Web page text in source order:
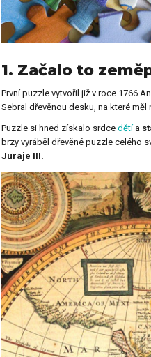
Dárky pro kolegu
Dárky ke Dni otců
Dárky k výročí
Dárky na křtiny
Dárky pro děti
Dárky pro učitelku
1. Začalo to
První puzzle vytvořil již v roce 1766
Sebral dřevěnou desku, na které měl
Puzzle si hned získalo srdce dětía
brzy vyráběl dřevěné puzzle celého
Juraje III.